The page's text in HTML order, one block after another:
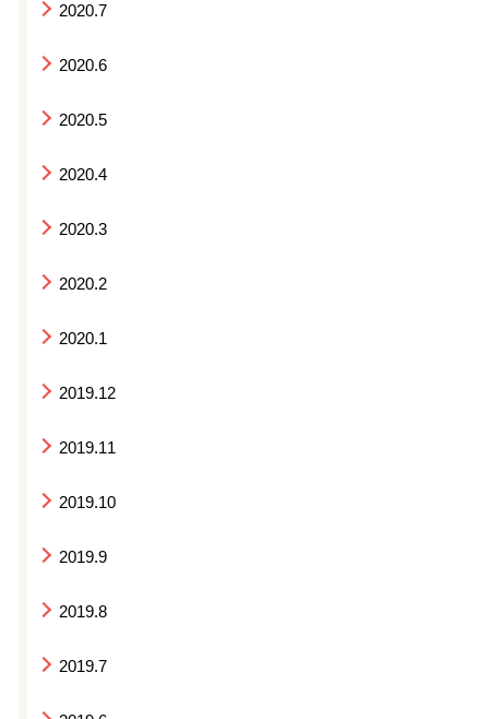
2020.7
2020.6
2020.5
2020.4
2020.3
2020.2
2020.1
2019.12
2019.11
2019.10
2019.9
2019.8
2019.7